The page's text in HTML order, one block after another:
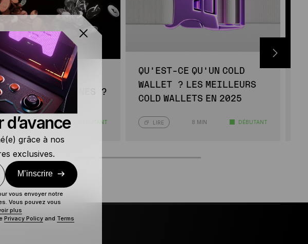
SUIVRE LES
DES BALEINES ?
8 MIN DÉBUTANT
QU’EST-CE QU’UN COLD
WALLET ? LES MEILLEURS
COLD WALLETS EN 2025
LIRE 8 MIN DÉBUTANT
grâce à nos
exclusives.
M’inscrire
vous envoyer notre
Vous pouvez vous
plus
Privacy Policy and Terms